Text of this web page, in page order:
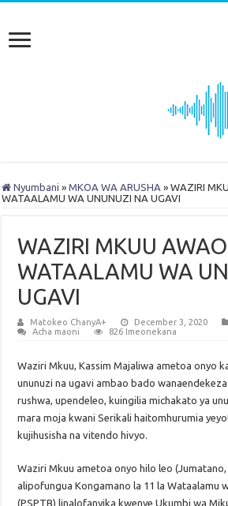
Nyumbani » MKOA WA ARUSHA » WAZIRI
WATAALAMU WA UNUNUZI NA UGAVI
WAZIRI MKUU
WATAALAMU WA
UGAVI
Matokeo ChanyA+ December 3, 2020
Acha maoni
826 Imeonekana
Waziri Mkuu, Kassim Majaliwa ametoa onyo
ununuzi na ugavi ambao bado
rushwa, upendeleo, kuingilia michakato ya
mara moja kwani Serikali haitomhurumia
kujihusisha na vitendo hivyo.
Waziri Mkuu ametoa onyo hilo leo (Jumatano,
alipofungua Kongamano la 11 la Wataalamu
(PSPTB) linalofanyika kwenye Ukumbi wa